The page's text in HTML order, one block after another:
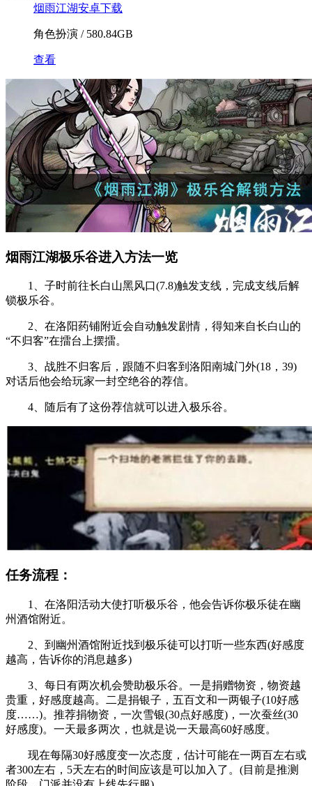
烟雨江湖安卓下载
角色扮演 / 580.84GB
查看
烟雨江湖极乐谷进入方法一览
1、子时前往长白山黑风口(7.8)触发支线，完成支线后解
锁极乐谷。
2、在洛阳药铺附近会自动触发剧情，得知来自长白山的
“不归客”在擂台上摆擂。
3、战胜不归客后，跟随不归客到洛阳南城门外(18，39)
对话后他会给玩家一封空绝谷的荐信。
4、随后有了这份荐信就可以进入极乐谷。
任务流程：
1、在洛阳活动大使打听极乐谷，他会告诉你极乐徒在幽
州酒馆附近。
2、到幽州酒馆附近找到极乐徒可以打听一些东西(好感度
越高，告诉你的消息越多)
3、每日有两次机会赞助极乐谷。一是捐赠物资，物资越
贵重，好感度越高。二是捐银子，五百文和一两银子(10好感
度……)。推荐捐物资，一次雪银(30点好感度)，一次蚕丝(30
好感度)。一天最多两次，也就是说一天最高60好感度。
现在每隔30好感度变一次态度，估计可能在一两百左右或
者300左右，5天左右的时间应该是可以加入了。(目前是推测